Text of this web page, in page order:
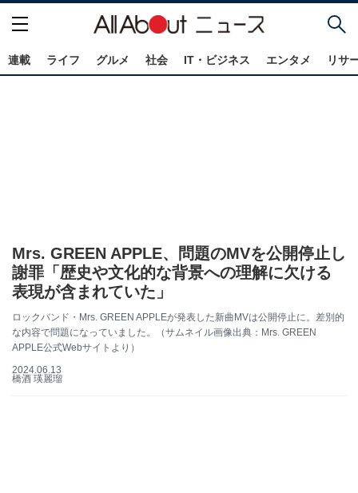
連載 ライフ グルメ 社会 IT・ビジネス エンタメ リサ
Mrs. GREEN APPLE、問題のMVを公開停止し
謝罪「歴史や文化的な背景への理解に欠ける
表現が含まれていた」
ロックバンド・Mrs. GREEN APPLEが発表した新曲MVは公開停止に。差別的
な内容で問題になっていました。（サムネイル画像出典：Mrs. GREEN
APPLE公式Webサイトより）
2024.06.13
橋酒 瑛麗瑠